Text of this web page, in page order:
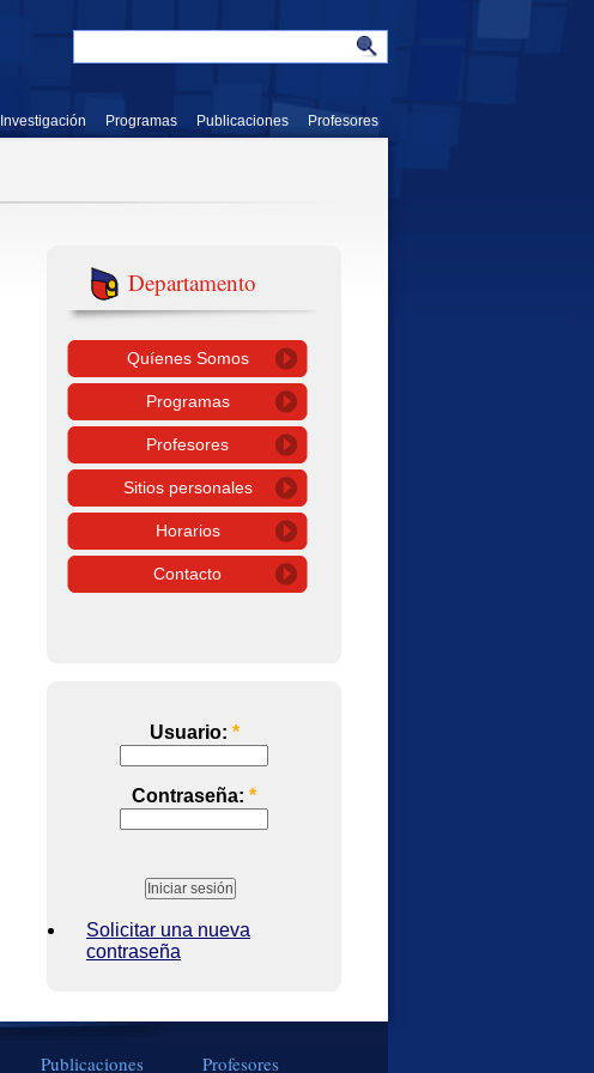
Investigación Programas Publicaciones Profesores
Departamento
Quíenes Somos
Programas
Profesores
Sitios personales
Horarios
Contacto
Usuario: *
Contraseña: *
Solicitar una nueva
contraseña
Publicaciones Profesores